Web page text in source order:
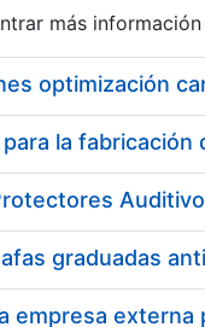
más
optimización
la fabricación